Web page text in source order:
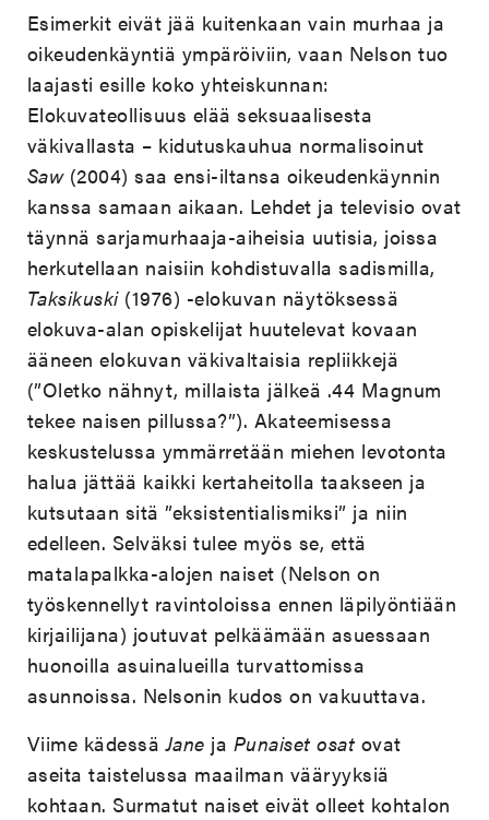
Esimerkit eivät jää kuitenkaan vain murhaa ja
oikeudenkäyntiä ympäröiviin, vaan Nelson tuo
laajasti esille koko yhteiskunnan:
Elokuvateollisuus elää seksuaalisesta
väkivallasta – kidutuskauhua normalisoinut
Saw (2004) saa ensi-iltansa oikeudenkäynnin
kanssa samaan aikaan. Lehdet ja televisio ovat
täynnä sarjamurhaaja-aiheisia uutisia, joissa
herkutellaan naisiin kohdistuvalla sadismilla,
Taksikuski (1976) -elokuvan näytöksessä
elokuva-alan opiskelijat huutelevat kovaan
ääneen elokuvan väkivaltaisia repliikkejä
(”Oletko nähnyt, millaista jälkeä .44 Magnum
tekee naisen pillussa?”). Akateemisessa
keskustelussa ymmärretään miehen levotonta
halua jättää kaikki kertaheitolla taakseen ja
kutsutaan sitä ”eksistentialismiksi” ja niin
edelleen. Selväksi tulee myös se, että
matalapalkka-alojen naiset (Nelson on
työskennellyt ravintoloissa ennen läpilyöntiään
kirjailijana) joutuvat pelkäämään asuessaan
huonoilla asuinalueilla turvattomissa
asunnoissa. Nelsonin kudos on vakuuttava.
Viime kädessäJane ja Punaiset osat ovat
aseita taistelussa maailman vääryyksiä
kohtaan. Surmatut naiset eivät olleet kohtalon